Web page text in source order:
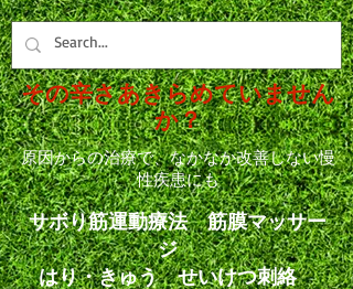
その辛さあきらめていません
か？
原因からの治療で、なかなか改善しない慢
性疾患にも
サボり筋運動療法 筋膜マッサー
ジ
はり・きゅう せいけつ刺絡